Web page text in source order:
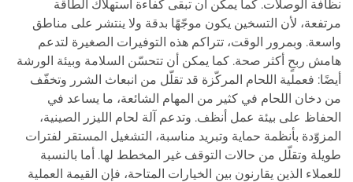
نظافة الوصلات. كما يمكن أن تبقى كفاءة استهلاك الطاقة
مرتفعة، لأن التسخين يكون موجّهًا بدقة ولا ينتشر على مناطق
واسعة. وبمرور الوقت، تتراكم هذه التوفيرات الصغيرة لتدعم
هامش ربحٍ أكثر صحة. كما يمكن أن تتحسّن السلامة وبيئة الورشة
أيضًا: فعملية اللحام المركّزة قد تقلّل من انبعاث الشرر وتخفّف
من دخان اللحام في كثير من المهام الشائعة، ما يساعد في
الحفاظ على بيئة عمل أنظف. وتدعم آلة لحام الليزر الصينية،
المزوّدة بأنظمة حماية وتبريد مناسبة، التشغيل المستقر لفترات
طويلة وتقلّل من حالات التوقف غير المخطط لها. أما بالنسبة
للعملاء الذين يقارنون بين الخيارات المتاحة، فإن القيمة العملية